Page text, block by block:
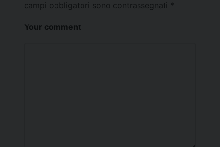
campi obbligatori sono contrassegnati *
Your comment